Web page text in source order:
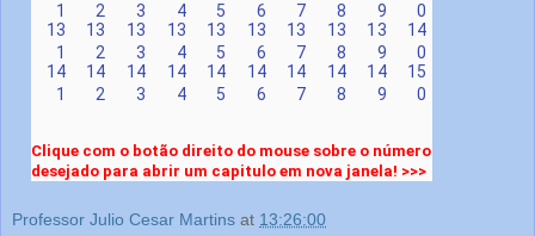
1
2
3
4
5
6
7
8
9
0
13
1
13
2
13
3
13
4
13
5
13
6
13
7
13
8
13
9
14
0
14
1
14
2
14
3
14
4
14
5
14
6
14
7
14
8
14
9
15
0
Clique com o botão direito do mouse sobre o número
desejado para abrir um capitulo em nova janela! >>>
Professor Julio Cesar Martins at 13:26:00